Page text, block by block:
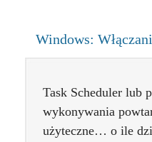
Windows:
Task Scheduler lub
wykonywania
użyteczne… o ile